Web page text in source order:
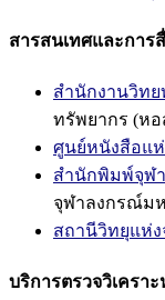
สารสนเทศและการ
สำนักงานวิท
ทรัพยากร (ห
ศูนย์หนังสือแห่
สำนักพิมพ์จุฬ
จุฬาลงกรณ์ม
สถานีวิทยุแห่ง
บริการตรวจวิเครา